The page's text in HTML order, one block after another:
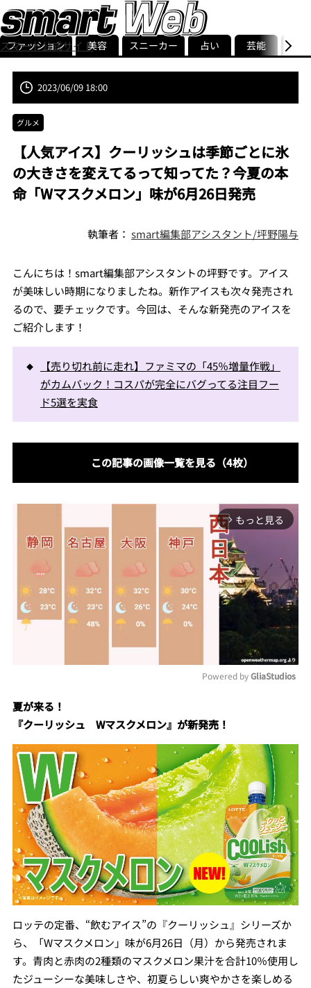
スマート公式サイト
smart最新号
記事一覧ランキング
ストリ
ファッション 美容 スニーカー 占い 芸能 グル
2023/06/09 18:00
グルメ
【人気アイス】クーリッシュは季節ごとに氷
の大きさを変えてるって知ってた？今夏の本
命「Wマスクメロン」味が6月26日発売
執筆者：smart編集部アシスタント/坪野陽与
こんにちは！smart編集部アシスタントの坪野です。アイス
が美味しい時期になりましたね。新作アイスも次々発売され
るので、要チェックです。今回は、そんな新発売のアイスを
ご紹介します！
【売り切れ前に走れ】ファミマの「45％増量作戦」
がカムバック！コスパが完全にバグってる注目フー
ド5選を実食
この記事の画像一覧を見る（4枚）
arrow_forward_ios もっと見る
Powered by GliaStudios
夏が来る！
『クーリッシュ Wマスクメロン』が新発売！
ロッテの定番、“飲むアイス”の『クーリッシュ』シリーズか
ら、「Wマスクメロン」味が6月26日（月）から発売されま
す。青肉と赤肉の2種類のマスクメロン果汁を合計10％使用し
たジューシーな美味しさや、初夏らしい爽やかさを楽しめる